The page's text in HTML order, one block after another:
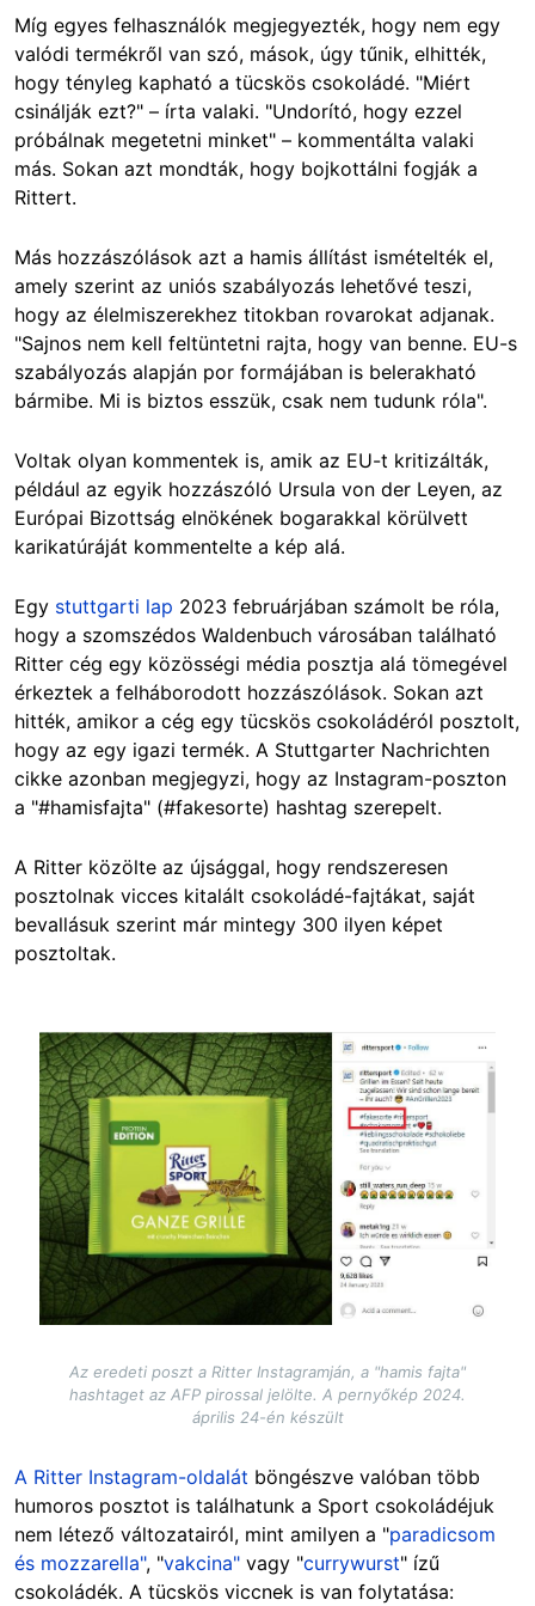
Míg egyes felhasználók megjegyezték, hogy nem egy
valódi termékről van szó, mások, úgy tűnik, elhitték,
hogy tényleg kapható a tücskös csokoládé. "Miért
csinálják ezt?" – írta valaki. "Undorító, hogy ezzel
próbálnak megetetni minket" – kommentálta valaki
más. Sokan azt mondták, hogy bojkottálni fogják a
Rittert.
Más hozzászólások azt a hamis állítást ismételték el,
amely szerint az uniós szabályozás lehetővé teszi,
hogy az élelmiszerekhez titokban rovarokat adjanak.
"Sajnos nem kell feltüntetni rajta, hogy van benne. EU-s
szabályozás alapján por formájában is belerakható
bármibe. Mi is biztos esszük, csak nem tudunk róla".
Voltak olyan kommentek is, amik az EU-t kritizálták,
például az egyik hozzászóló Ursula von der Leyen, az
Európai Bizottság elnökének bogarakkal körülvett
karikatúráját kommentelte a kép alá.
Egy stuttgarti lap 2023 februárjában számolt be róla,
hogy a szomszédos Waldenbuch városában található
Ritter cég egy közösségi média posztja alá tömegével
érkeztek a felháborodott hozzászólások. Sokan azt
hitték, amikor a cég egy tücskös csokoládéról posztolt,
hogy az egy igazi termék. A Stuttgarter Nachrichten
cikke azonban megjegyzi, hogy az Instagram-poszton
a "#hamisfajta" (#fakesorte) hashtag szerepelt.
A Ritter közölte az újsággal, hogy rendszeresen
posztolnak vicces kitalált csokoládé-fajtákat, saját
bevallásuk szerint már mintegy 300 ilyen képet
posztoltak.
Image
Az eredeti poszt a Ritter Instagramján, a "hamis fajta"
hashtaget az AFP pirossal jelölte. A pernyőkép 2024.
április 24-én készült
A Ritter Instagram-oldalát böngészve valóban több
humoros posztot is találhatunk a Sport csokoládéjuk
nem létező változatairól, mint amilyen a "paradicsom
és mozzarella", "vakcina" vagy "currywurst" ízű
csokoládék. A tücskös viccnek is van folytatása: